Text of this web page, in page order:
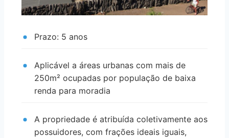
Prazo: 5 anos
Aplicável a áreas urbanas com mais de
250m² ocupadas por população de baixa
renda para moradia
A propriedade é atribuída coletivamente aos
possuidores, com frações ideais iguais,